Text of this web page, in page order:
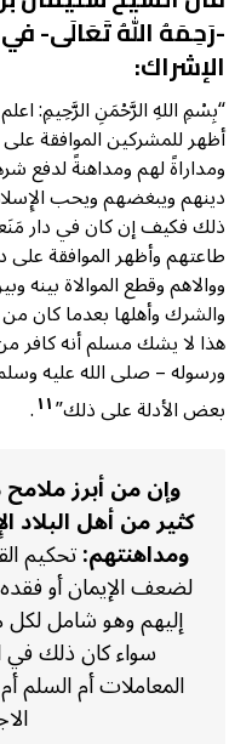
-رَحِمَهُ اللهُ تَعَالَى-
الإشراك:
“بِسْمِ اللهِ الرَّحْمَنِ الرَّحِيمِ:
أظهر للمشركين الموافقة
ومداراةً لهم ومداهنةً لدفع
دينهم ويبغضهم ويحب
ذلك فكيف إن كان في دار
طاعتهم وأظهر الموافقة على
ووالاهم وقطع الموالاة
والشرك وأهلها بعدما كان
هذا لا يشك مسلم أنه كافر
ورسوله – صلى الله عليه
بعض الأدلة على ذلك”١١.
وإن من أبرز ملامح
كثير من أهل البلاد
ومداهنتهم:تحكيم
لضعف الإيمان أو فقده
إليهم وهو شامل لكل
سواء كان ذلك في
المعاملات أم السلم